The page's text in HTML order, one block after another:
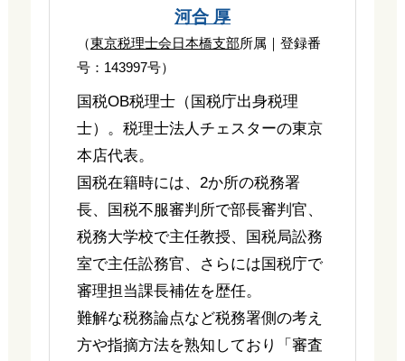
河合 厚
（東京税理士会日本橋支部所属｜登録番
号：143997号）
国税OB税理士（国税庁出身税理
士）。税理士法人チェスターの東京
本店代表。
国税在籍時には、2か所の税務署
長、国税不服審判所で部長審判官、
税務大学校で主任教授、国税局訟務
室で主任訟務官、さらには国税庁で
審理担当課長補佐を歴任。
難解な税務論点など税務署側の考え
方や指摘方法を熟知しており「審査